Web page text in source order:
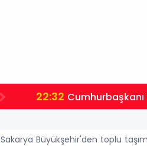
22:32
Sakarya Büyükşehir'den toplu